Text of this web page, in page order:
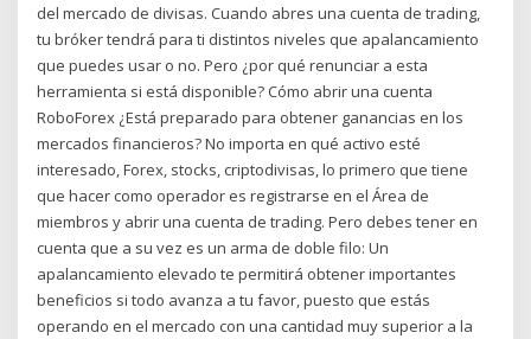
del mercado de divisas. Cuando abres una cuenta de trading,
tu bróker tendrá para ti distintos niveles que apalancamiento
que puedes usar o no. Pero ¿por qué renunciar a esta
herramienta si está disponible? Cómo abrir una cuenta
RoboForex ¿Está preparado para obtener ganancias en los
mercados financieros? No importa en qué activo esté
interesado, Forex, stocks, criptodivisas, lo primero que tiene
que hacer como operador es registrarse en el Área de
miembros y abrir una cuenta de trading. Pero debes tener en
cuenta que a su vez es un arma de doble filo: Un
apalancamiento elevado te permitirá obtener importantes
beneficios si todo avanza a tu favor, puesto que estás
operando en el mercado con una cantidad muy superior a la